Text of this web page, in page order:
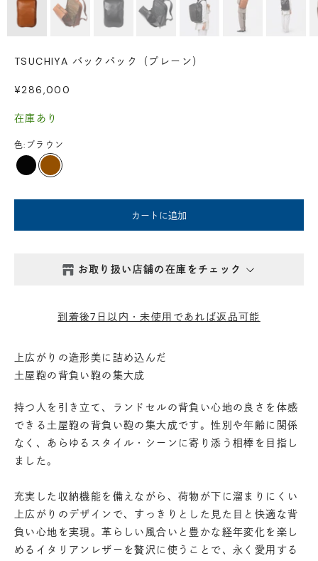
TSUCHIYA バックパック（プレーン）
セール価格
¥286,000
在庫あり
色: ブラウン
ブラックブラウン
カートに追加
お取り扱い店舗の在庫をチェック
丸の内店- 在庫 -△
渋谷店 - 在庫 -△
六本木店
日本橋店 - 在庫 -△
自由が丘店 - 在庫 -×
到着後7日以内・未使用であれば返品可能
上広がりの造形美に詰め込んだ
土屋鞄の背負い鞄の集大成
持つ人を引き立て、ランドセルの背負い心地の良さを体感
できる土屋鞄の背負い鞄の集大成です。性別や年齢に関係
なく、あらゆるスタイル・シーンに寄り添う相棒を目指し
ました。
充実した収納機能を備えながら、荷物が下に溜まりにくい
上広がりのデザインで、すっきりとした見た目と快適な背
負い心地を実現。革らしい風合いと豊かな経年変化を楽し
めるイタリアンレザーを贅沢に使うことで、永く愛用する